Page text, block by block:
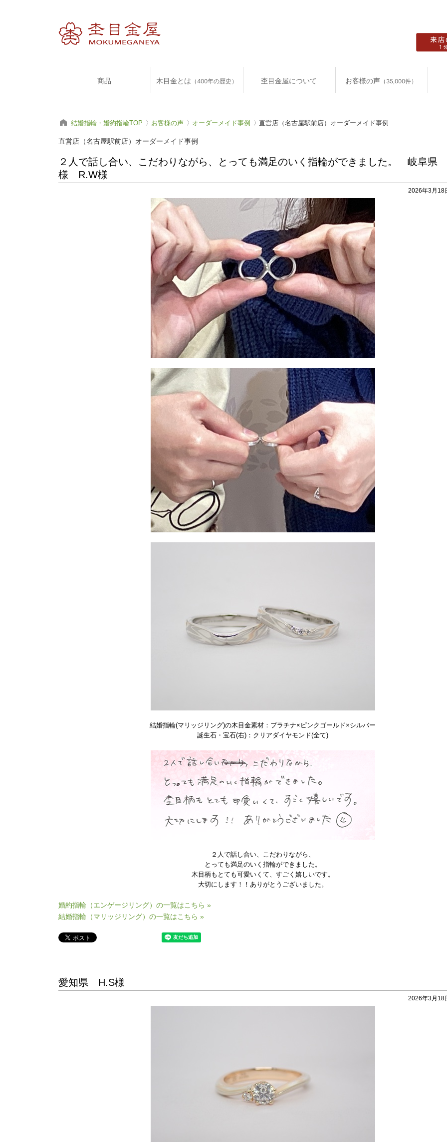
商品 木目金とは （400年の歴史） 杢目金屋について お客様の声 （35,000件）
結婚指輪・婚約指輪TOP お客様の声 オーダーメイド事例 直営店（名古屋駅前店）オーダーメイド事例
直営店（名古屋駅前店）オーダーメイド事例
２人で話し合い、こだわりながら、とっても満足のいく指輪ができました。 岐阜県
様 R.W様
2026年3月18
結婚指輪(マリッジリング)の木目金素材：プラチナ×ピンクゴールド×シルバー
誕生石・宝石(右)：クリアダイヤモンド(全て)
２人で話し合い、こだわりながら、
とっても満足のいく指輪ができました。
木目柄もとても可愛いくて、すごく嬉しいです。
大切にします！！ありがとうございました。
婚約指輪（エンゲージリング）の一覧はこちら »
結婚指輪（マリッジリング）の一覧はこちら »
愛知県 H.S様
2026年3月18